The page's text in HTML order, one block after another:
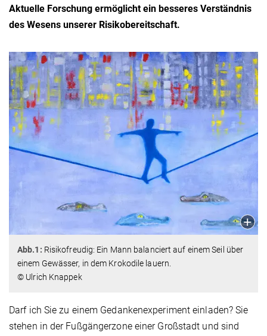
Aktuelle Forschung ermöglicht ein besseres Verständnis
des Wesens unserer Risikobereitschaft.
Abb.1: Risikofreudig: Ein Mann balanciert auf einem Seil über
einem Gewässer, in dem Krokodile lauern.
© Ulrich Knappek
Darf ich Sie zu einem Gedankenexperiment einladen? Sie
stehen in der Fußgängerzone einer Großstadt und sind